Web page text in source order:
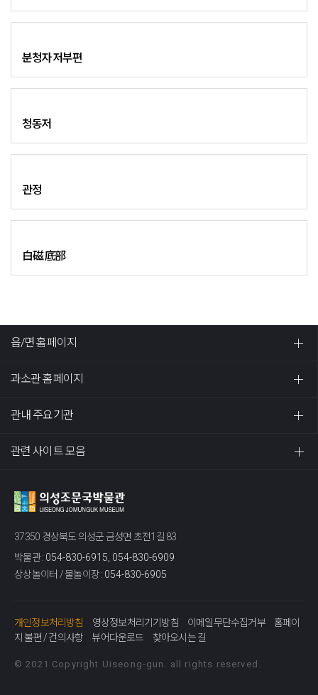
분청자 저부편
청동저
관정
白磁 底部
읍/면 홈페이지
과소관 홈페이지
관내 주요기관
관련 사이트 모음
37350 경상북도 의성군 금성면 초전1길 83
박물관 : 054-830-6915, 054-830-6909
상상놀이터 / 물놀이장 : 054-830-6905
개인정보처리방침 영상정보처리기기방침 이메일무단수집거부
홈페이
지 불편 / 건의사항
뷰어다운로드 찾아오시는 길
© 2021 Copyright Uiseong-gun. all rights reserved.